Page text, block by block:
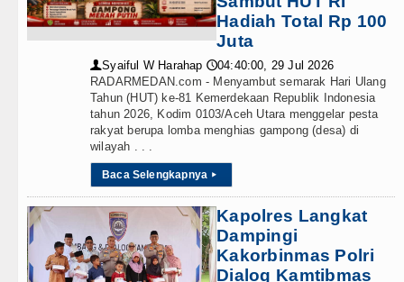
Internasional
TIPS dan TRIK
Video
Kesehatan
Kuliner
Ajang Silahturahmi
Pelayanan Primer
Tebing Tinggi
2026 Pukul 20.30 WIB
9 Agustus 2026 Pukul 18.00 WIB
Medan
Hadiah Total Rp 100
Juta
👤Syaiful W Harahap 🕔04:40:00, 29 Jul 2026
RADARMEDAN.com - Menyambut semarak Hari Ulang
Tahun (HUT) ke-81 Kemerdekaan Republik Indonesia
tahun 2026, Kodim 0103/Aceh Utara menggelar pesta
rakyat berupa lomba menghias gampong (desa) di
wilayah . . .
Baca Selengkapnya ▸
Kapolres Langkat
Dampingi
Kakorbinmas Polri
Dialog Kamtibmas